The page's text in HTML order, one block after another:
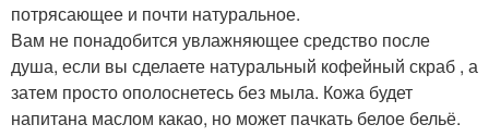
потрясающее и почти натуральное.
Вам не понадобится увлажняющее средство после
душа, если вы сделаете натуральный кофейный скраб , а
затем просто ополоснетесь без мыла. Кожа будет
напитана маслом какао, но может пачкать белое бельё.